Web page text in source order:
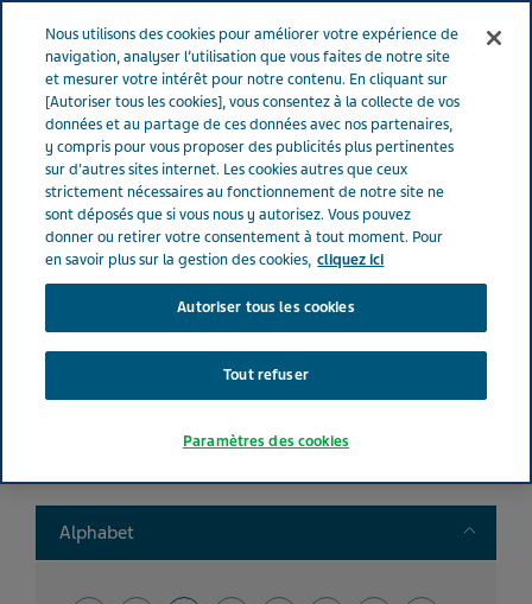
Menu
France Nos Produits Product catalog
Liste de nos médicaments
Search
Filtres clairs
Alphabet Toggle
Nous utilisons des cookies pour améliorer votre expérience de
navigation, analyser l’utilisation que vous faites de notre site
et mesurer votre intérêt pour notre contenu. En cliquant sur
[Autoriser tous les cookies], vous consentez à la collecte de vos
données et au partage de ces données avec nos partenaires,
y compris pour vous proposer des publicités plus pertinentes
sur d'autres sites internet. Les cookies autres que ceux
strictement nécessaires au fonctionnement de notre site ne
sont déposés que si vous nous y autorisez. Vous pouvez
donner ou retirer votre consentement à tout moment. Pour
en savoir plus sur la gestion des cookies, cliquez ici
Autoriser tous les cookies
Tout refuser
Paramètres des cookies